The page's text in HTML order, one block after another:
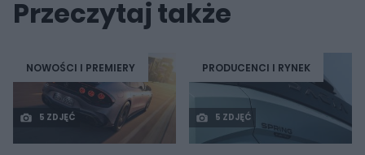
Przeczytaj także
NOWOŚCI I PREMIERY
5 ZDJĘĆ
PRODUCENCI I RYNEK
5 ZDJĘĆ